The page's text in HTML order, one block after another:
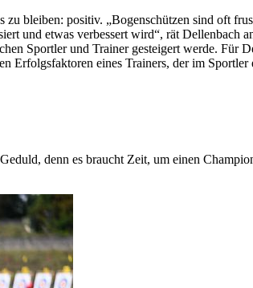
bleiben: positiv. „Bogenschützen sind oft
und etwas verbessert wird“, rät Dellenbach
Sportler und Trainer gesteigert werde. Für
eines Trainers, der im Sportler
denn es braucht Zeit, um einen